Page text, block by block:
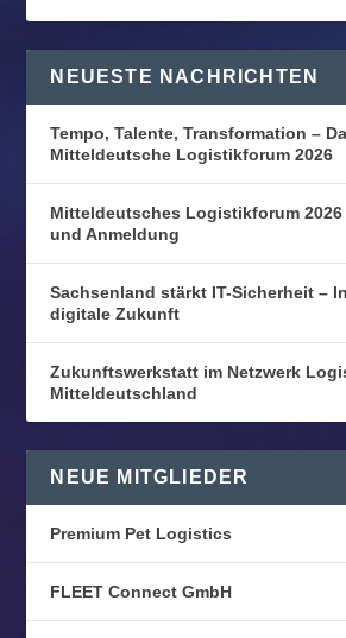
NEUESTE NACHRICHTEN
Tempo, Talente, Transformation –
Mitteldeutsche Logistikforum 2026
Mitteldeutsches Logistikforum
und Anmeldung
Sachsenland stärkt IT-Sicherheit –
digitale Zukunft
Zukunftswerkstatt im Netzwerk
Mitteldeutschland
NEUE MITGLIEDER
Premium Pet Logistics
FLEET Connect GmbH